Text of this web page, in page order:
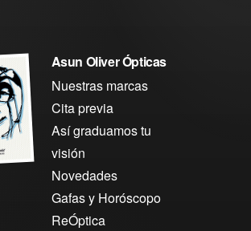
Asun Oliver Ópticas
Nuestras marcas
Cita previa
Así graduamos tu
visión
Novedades
Gafas y Horóscopo
ReÓptica